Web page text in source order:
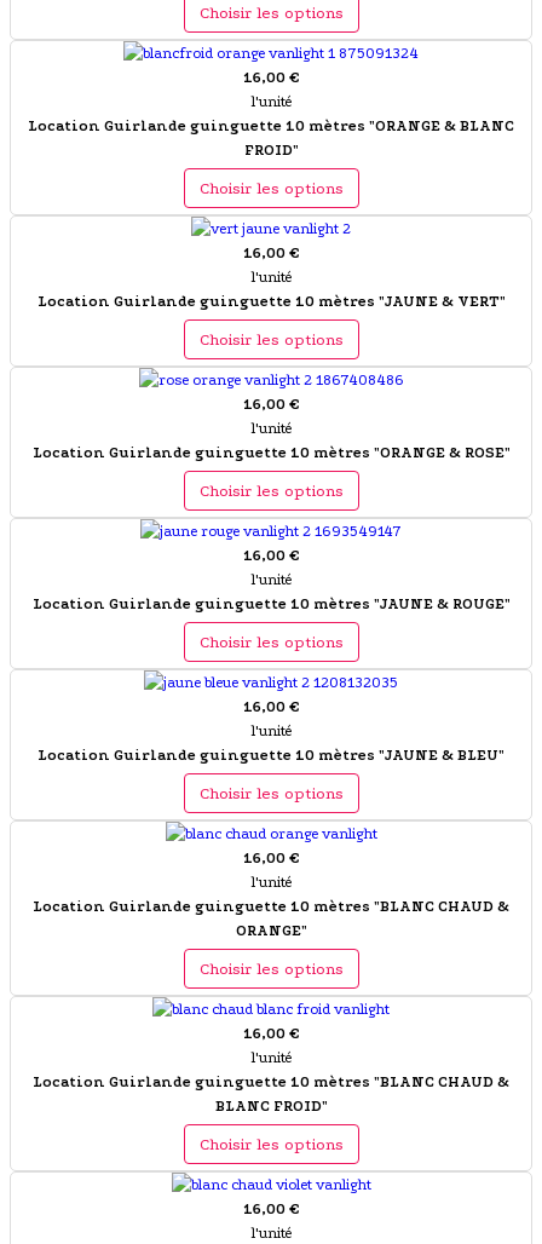
Choisir les options
16,00 €
l'unité
Location Guirlande guinguette 10 mètres "ORANGE & BLANC
FROID"
Choisir les options
16,00 €
l'unité
Location Guirlande guinguette 10 mètres "JAUNE & VERT"
Choisir les options
16,00 €
l'unité
Location Guirlande guinguette 10 mètres "ORANGE & ROSE"
Choisir les options
16,00 €
l'unité
Location Guirlande guinguette 10 mètres "JAUNE & ROUGE"
Choisir les options
16,00 €
l'unité
Location Guirlande guinguette 10 mètres "JAUNE & BLEU"
Choisir les options
16,00 €
l'unité
Location Guirlande guinguette 10 mètres "BLANC CHAUD &
ORANGE"
Choisir les options
16,00 €
l'unité
Location Guirlande guinguette 10 mètres "BLANC CHAUD &
BLANC FROID"
Choisir les options
16,00 €
l'unité